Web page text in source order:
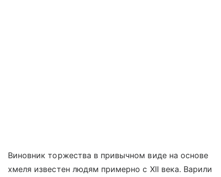
Виновник торжества в привычном виде на основе
хмеля известен людям примерно с XII века. Варили